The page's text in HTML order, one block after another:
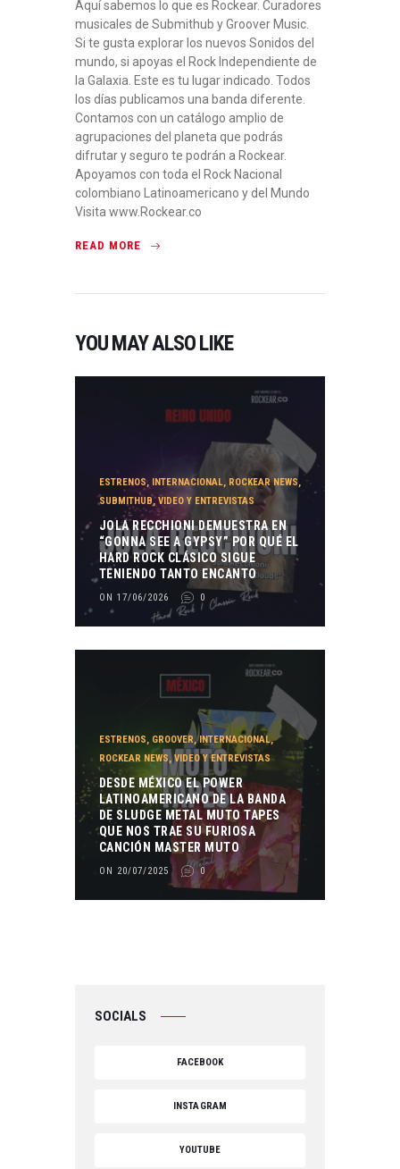
Aquí sabemos lo que es Rockear. Curadores
musicales de Submithub y Groover Music.
Si te gusta explorar los nuevos Sonidos del
mundo, si apoyas el Rock Independiente de
la Galaxia. Este es tu lugar indicado. Todos
los días publicamos una banda diferente.
Contamos con un catálogo amplio de
agrupaciones del planeta que podrás
difrutar y seguro te podrán a Rockear.
Apoyamos con toda el Rock Nacional
colombiano Latinoamericano y del Mundo
Visita www.Rockear.co
READ MORE
YOU MAY ALSO LIKE
ESTRENOS, INTERNACIONAL, ROCKEAR NEWS,
SUBMITHUB,VIDEO Y ENTREVISTAS
JOLA RECCHIONI DEMUESTRA EN
“GONNA SEE A GYPSY” POR QUÉ EL
HARD ROCK CLÁSICO SIGUE
TENIENDO TANTO ENCANTO
ON 17/06/2026 0
ESTRENOS, GROOVER,INTERNACIONAL,
ROCKEAR NEWS,VIDEO Y ENTREVISTAS
DESDE MÉXICO EL POWER
LATINOAMERICANO DE LA BANDA
DE SLUDGE METAL MUTO TAPES
QUE NOS TRAE SU FURIOSA
CANCIÓN MASTER MUTO
ON 20/07/2025 0
SOCIALS
FACEBOOK
INSTAGRAM
YOUTUBE